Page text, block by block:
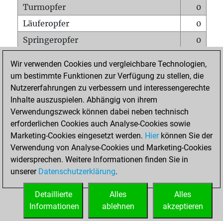
Turmopfer
0
Läuferopfer
0
Springeropfer
0
Matt auf vollem Brett
0
Bauer setzt Matt
0
Erstickte Matts
Unterverwandlungen
Türme auf der siebten
0
STARTSEITE
Wir verwenden Cookies und vergleichbare Technologien,
um bestimmte Funktionen zur Verfügung zu stellen, die
Nutzererfahrungen zu verbessern und interessengerechte
Inhalte auszuspielen. Abhängig von ihrem
Verwendungszweck können dabei neben technisch
erforderlichen Cookies auch Analyse-Cookies sowie
Marketing-Cookies eingesetzt werden. Hierkönnen Sie der
Verwendung von Analyse-Cookies und Marketing-Cookies
widersprechen. Weitere Informationen finden Sie in
unserer Datenschutzerklärung.
Alles
akzeptieren
Alles
ablehnen
Detaillierte
Informationen